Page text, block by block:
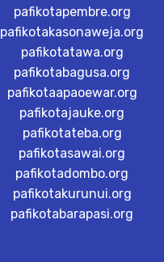
pafikotapembre.org
pafikotakasonaweja.org
pafikotatawa.org
pafikotabagusa.org
pafikotaapaoewar.org
pafikotajauke.org
pafikotateba.org
pafikotasawai.org
pafikotadombo.org
pafikotakurunui.org
pafikotabarapasi.org